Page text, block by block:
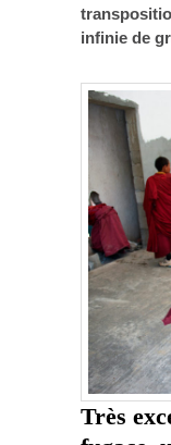
infinie de
Très